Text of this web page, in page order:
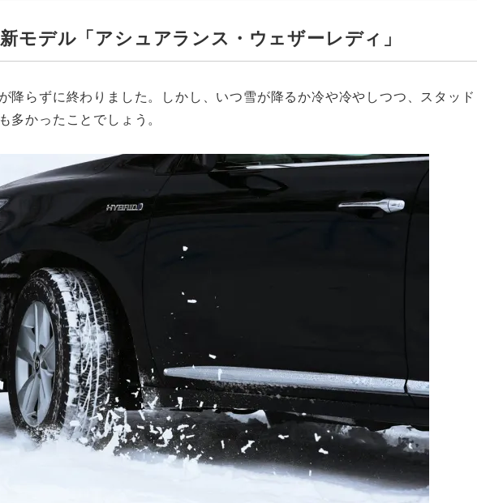
モデル「アシュアランス・ウェザーレディ」
降らずに終わりました。しかし、いつ雪が降るか冷や冷やしつつ、スタッ
かったことでしょう。